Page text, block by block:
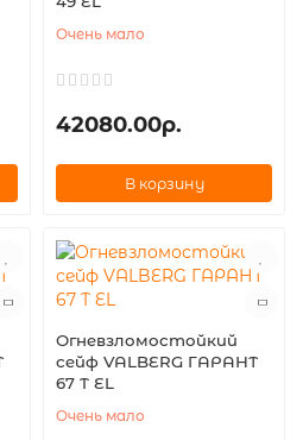
Очень мало
42080.00р.
В корзину
Огневзломостойкий
сейф VALBERG ГАРАНТ
67 T EL
Очень мало